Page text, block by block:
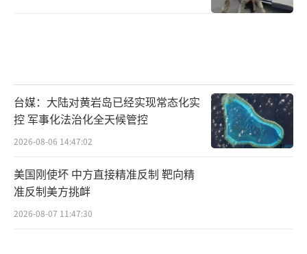
台媒：大陆对黄岩岛已经实现常态化实
控 军事化法治化全天候管控
2026-08-06 14:47:02
美国刚使坏 中方直接精准反制 靶向精
准反制美方挑衅
2026-08-07 11:47:30